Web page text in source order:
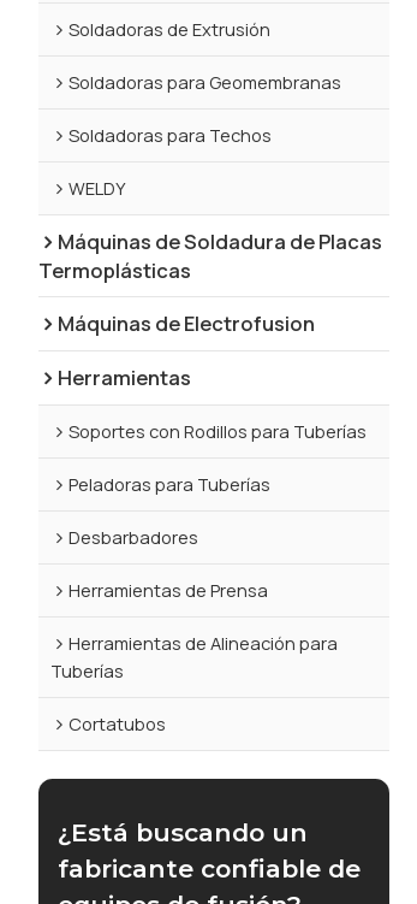
Soldadoras de Extrusión
Soldadoras para Geomembranas
Soldadoras para Techos
WELDY
Máquinas de Soldadura de Placas
Termoplásticas
Máquinas de Electrofusion
Herramientas
Soportes con Rodillos para Tuberías
Peladoras para Tuberías
Desbarbadores
Herramientas de Prensa
Herramientas de Alineación para
Tuberías
Cortatubos
¿Está buscando un
fabricante confiable de